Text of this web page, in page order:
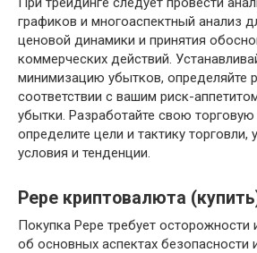
графиков и многоаспектный анализ
ценовой динамики и принятия
коммерческих действий.
минимизацию убытков, определяйте
соответствии с вашим риск-
убытки. Разработайте свою торговую
определите цели и тактику
условия и тенденции.
Pepe криптовалюта
Покупка Pepe требует осторожности
об основных аспектах безопасности